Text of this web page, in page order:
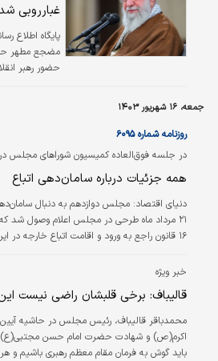
غبارروبی
پایگاه اطلاع
مضجع مطهر
حضور رهبر
جمعه، ۱۶ شهریور ۱۴۰۳
در جلسه فوق‌العاده کمیسیون شوراهای
روزنامه شماره ۶۰۹۵
همه جزئیات درباره سامان‌دهی اتباع
دنياي اقتصاد: مجلس دوازدهم به دنبال
۲۱ مرداد ماه طرحی در مجلس اعلام وصول شد
۱۶ قانون راجع به ورود و اقامت اتباع خارجه
یارانه‌های پنهان از اتباع اخذ می‌شود.
خبر ویژه
قالیباف: برخی قلبشان راضی نیست
محمدباقر قالیباف، رئیس مجلس در حاشیه
اکرم(ص) و شهادت حضرت امام حسن مجتبی(ع)
باید گوش به فرمان مقام معظم رهبری باشیم و